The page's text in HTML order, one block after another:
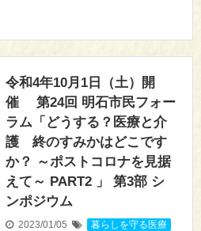
令和4年10月1日（土）開
催 第24回 明石市民フォー
ラム「どうする？医療と介
護 終のすみかはどこです
か？ ～ポストコロナを見据
えて～ PART2 」 第3部 シ
ンポジウム
2023/01/05 暮らしを守る医療